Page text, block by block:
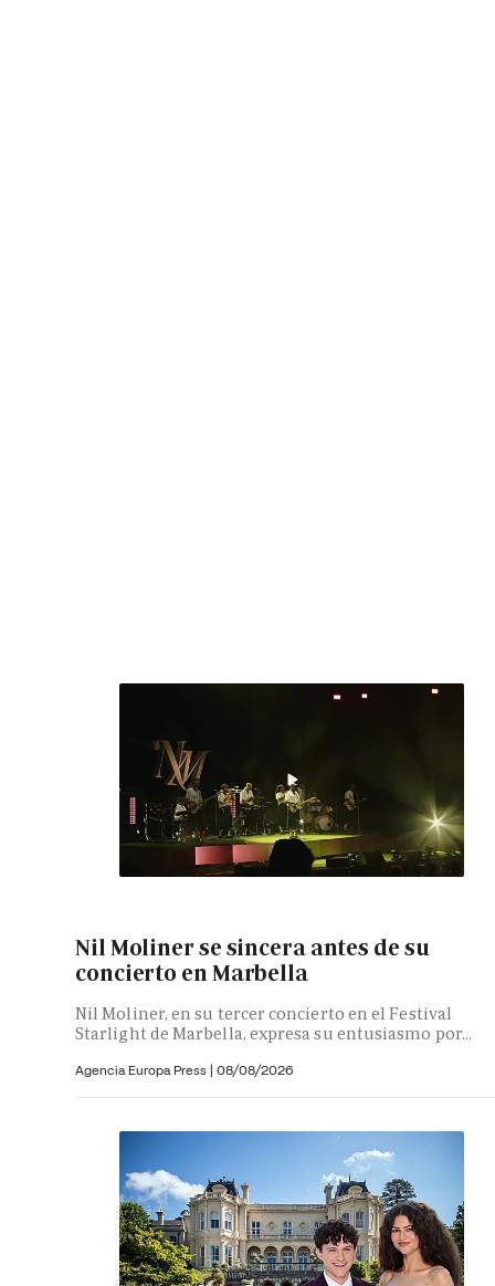
Nil Moliner se sincera antes de su
concierto en Marbella
Nil Moliner, en su tercer concierto en el Festival
Starlight de Marbella, expresa su entusiasmo por...
Agencia Europa Press | 08/08/2026